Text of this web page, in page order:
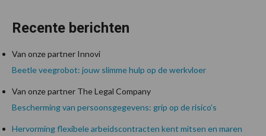
Recente berichten
Van onze partner Innovi
Beetle veegrobot: jouw slimme hulp op de werkvloer
Van onze partner The Legal Company
Bescherming van persoonsgegevens: grip op de risico’s
Hervorming flexibele arbeidscontracten kent mitsen en maren